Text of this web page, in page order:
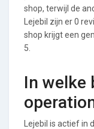
shop, terwijl de
Lejebil zijn er 0
shop krijgt een
5.
In welke
Lejebil is actief in